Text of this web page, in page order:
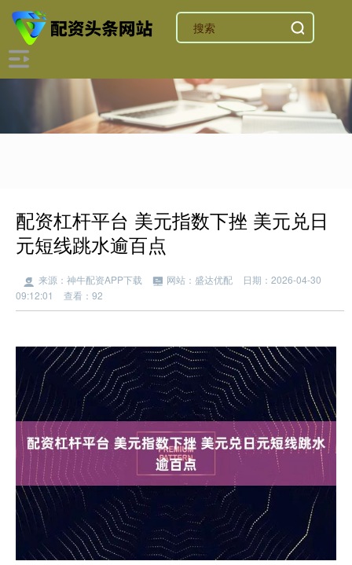
配资杠杆平台 美元指数下挫 美元兑日
元短线跳水逾百点
来源：神牛配资APP下载 网站：盛达优配
日期：2026-04-30
09:12:01
查看：92